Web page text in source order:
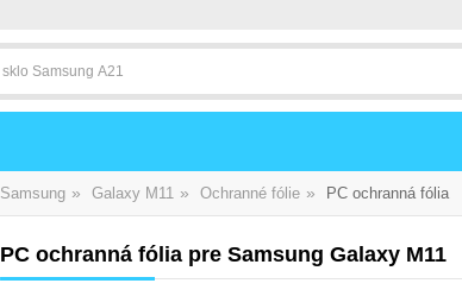
Samsung » Galaxy M11 » Ochranné fólie » PC ochranná fólia
PC ochranná fólia pre Samsung Galaxy M11